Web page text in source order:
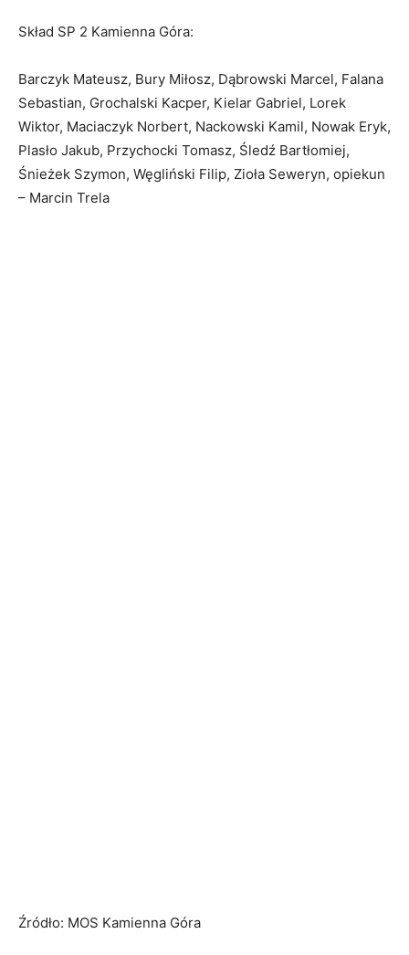
Skład SP 2 Kamienna Góra:
Barczyk Mateusz, Bury Miłosz, Dąbrowski Marcel, Falana
Sebastian, Grochalski Kacper, Kielar Gabriel, Lorek
Wiktor, Maciaczyk Norbert, Nackowski Kamil, Nowak Eryk,
Plasło Jakub, Przychocki Tomasz, Śledź Bartłomiej,
Śnieżek Szymon, Węgliński Filip, Zioła Seweryn, opiekun
– Marcin Trela
Źródło: MOS Kamienna Góra